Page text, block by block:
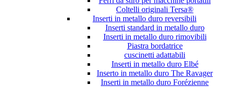
Coltelli originali Tersa®
Inserti in metallo duro reversibili
Inserti standard in metallo duro
Inserti in metallo duro rimovibili
Piastra bordatrice
cuscinetti adattabili
Inserti in metallo duro Elbé
Inserto in metallo duro The Ravager
Inserti in metallo duro Forézienne